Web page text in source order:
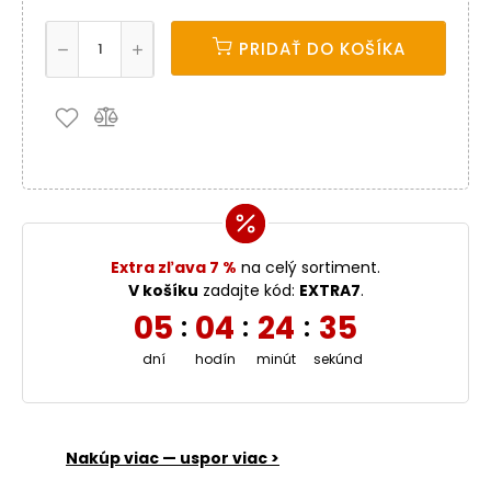
PRIDAŤ DO KOŠÍKA
Extra zľava 7 % na celý sortiment.
V košíku zadajte kód: EXTRA7.
05
dní
: 04
hodín
: 24
minút
: 35
sekúnd
Nakúp viac — uspor viac >